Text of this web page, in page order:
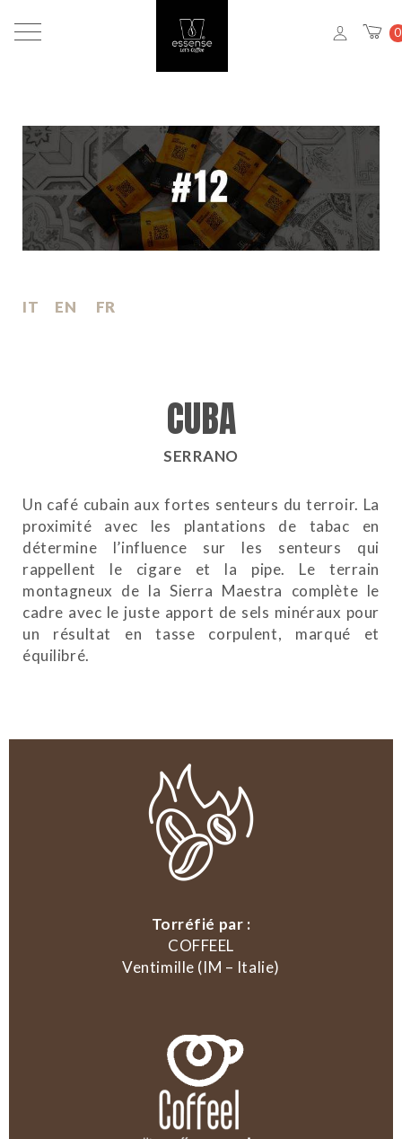
0
IT EN FR
CUBA
SERRANO
Un café cubain aux fortes senteurs du terroir. La
proximité avec les plantations de tabac en
détermine l’influence sur les senteurs qui
rappellent le cigare et la pipe. Le terrain
montagneux de la Sierra Maestra complète le
cadre avec le juste apport de sels minéraux pour
un résultat en tasse corpulent, marqué et
équilibré.
Torréfié par :
COFFEEL
Ventimille (IM – Italie)